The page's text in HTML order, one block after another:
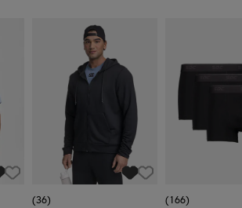
(36)
(166)